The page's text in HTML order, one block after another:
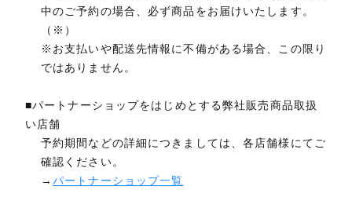
中のご予約の場合、必ず商品をお届けいたします。
（※）
※お支払いや配送先情報に不備がある場合、この限り
ではありません。
■パートナーショップをはじめとする弊社販売商品取扱
い店舗
予約期間などの詳細につきましては、各店舗様にてご
確認ください。
→パートナーショップ一覧